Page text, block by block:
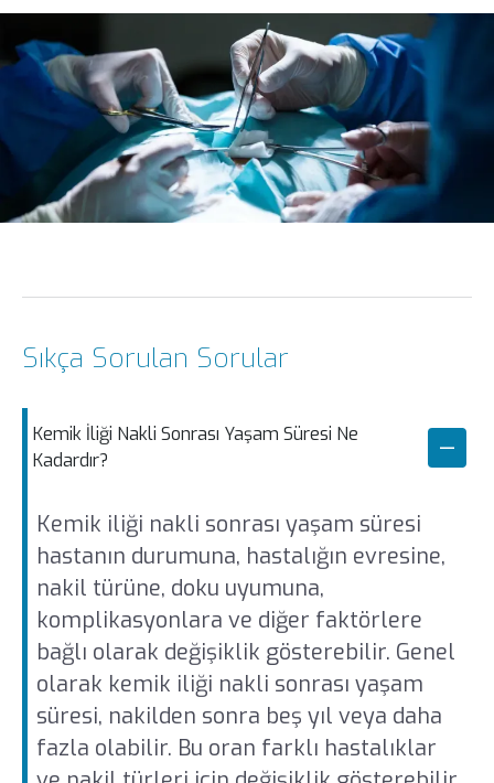
Sıkça Sorulan Sorular
Kemik İliği Nakli Sonrası Yaşam Süresi Ne
Kadardır?
Kemik iliği nakli sonrası yaşam süresi
hastanın durumuna, hastalığın evresine,
nakil türüne, doku uyumuna,
komplikasyonlara ve diğer faktörlere
bağlı olarak değişiklik gösterebilir. Genel
olarak kemik iliği nakli sonrası yaşam
süresi, nakilden sonra beş yıl veya daha
fazla olabilir. Bu oran farklı hastalıklar